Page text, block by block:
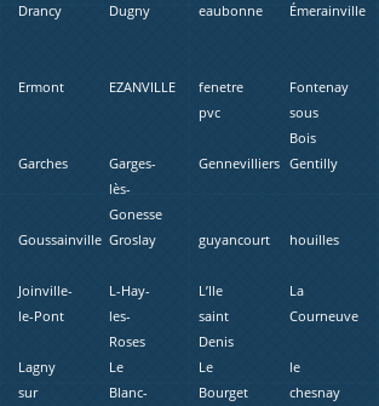
Drancy
Dugny eaubonne Émerainville
Ermont
EZANVILLE
fenetre
pvc
Fontenay
sous
Bois
Garches
Garges-
lès-
Gonesse
Gennevilliers Gentilly
Goussainville Groslay guyancourt houilles
Joinville-
le-Pont
L-Hay-
les-
Roses
L’Ile
saint
Denis
La
Courneuve
Lagny
sur
Le
Blanc-
Le
Bourget
le
chesnay